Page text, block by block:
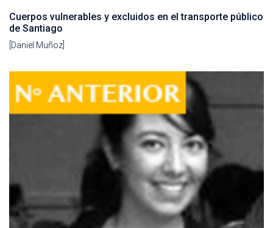
Cuerpos vulnerables y excluidos en el transporte público
de Santiago
[Daniel Muñoz]